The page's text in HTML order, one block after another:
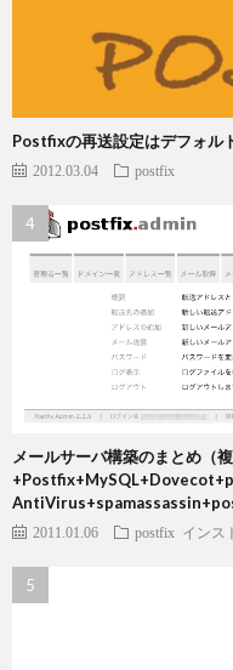
Postfixの再送設定はデフォル
2012.03.04 postfix
メールサーバ構築のまとめ（
2011.01.06 postfix インス